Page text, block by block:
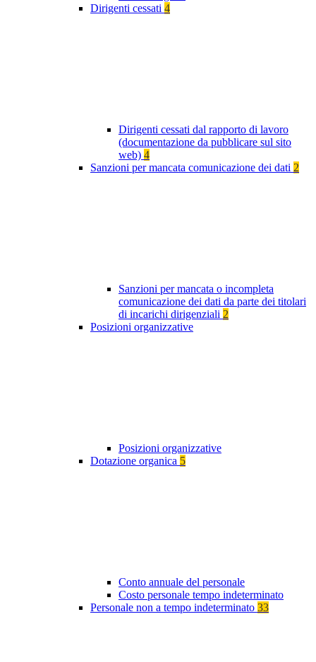
Dirigenti cessati 4
Dirigenti cessati dal rapporto di lavoro
(documentazione da pubblicare sul sito
web) 4
Sanzioni per mancata comunicazione dei dati 2
Sanzioni per mancata o incompleta
comunicazione dei dati da parte dei titolari
di incarichi dirigenziali 2
Posizioni organizzative
Posizioni organizzative
Dotazione organica 5
Conto annuale del personale
Costo personale tempo indeterminato
Personale non a tempo indeterminato 33